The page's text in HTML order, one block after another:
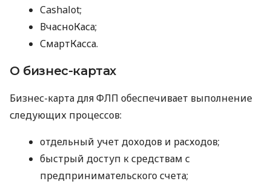
Cashalot;
ВчасноКаса;
СмартКасса.
О бизнес-картах
Бизнес-карта для ФЛП обеспечивает выполнение
следующих процессов:
отдельный учет доходов и расходов;
быстрый доступ к средствам с
предпринимательского счета;